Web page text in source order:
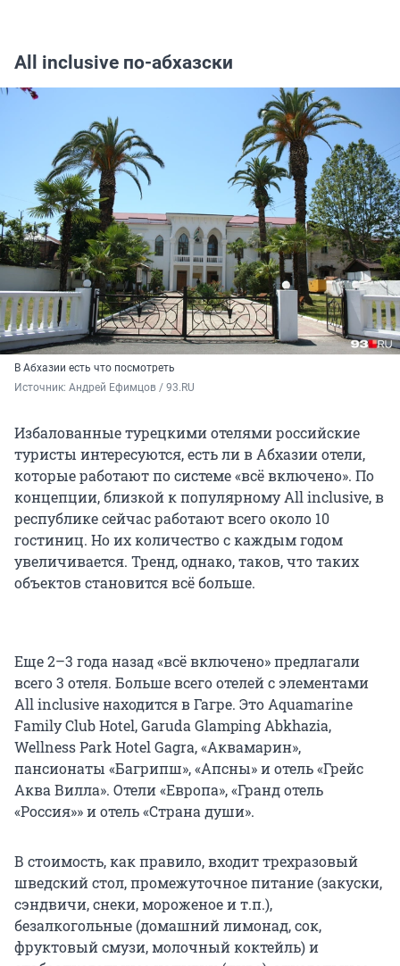
All inclusive по-абхазски
В Абхазии есть что посмотреть
Источник: Андрей Ефимцов / 93.RU
Избалованные турецкими отелями российские
туристы интересуются, есть ли в Абхазии отели,
которые работают по системе «всё включено». По
концепции, близкой к популярному All inclusive, в
республике сейчас работают всего около 10
гостиниц. Но их количество с каждым годом
увеличивается. Тренд, однако, таков, что таких
объектов становится всё больше.
Еще 2–3 года назад «всё включено» предлагали
всего 3 отеля. Больше всего отелей с элементами
All inclusive находится в Гагре. Это Aquamarine
Family Club Hotel, Garuda Glamping Abkhazia,
Wellness Park Hotel Gagra, «Аквамарин»,
пансионаты «Багрипш», «Апсны» и отель «Грейс
Аква Вилла». Отели «Европа», «Гранд отель
«Россия»» и отель «Страна души».
В стоимость, как правило, входит трехразовый
шведский стол, промежуточное питание (закуски,
сэндвичи, снеки, мороженое и т.п.),
безалкогольные (домашний лимонад, сок,
фруктовый смузи, молочный коктейль) и